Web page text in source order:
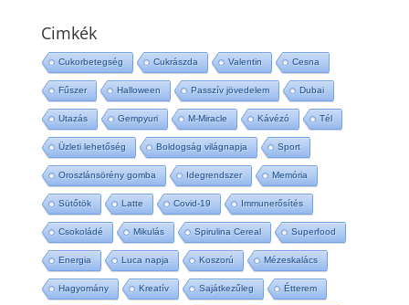
Cimkék
Cukorbetegség Cukrászda Valentin Cesna
Fűszer Halloween Passzív jövedelem Dubai
Utazás Gempyuri M-Miracle Kávézó Tél
Üzleti lehetőség Boldogság világnapja Sport
Oroszlánsörény gomba Idegrendszer Memória
Sütőtök Latte Covid-19 Immunerősítés
Csokoládé Mikulás Spirulina Cereal Superfood
Energia Luca napja Koszorú Mézeskalács
Hagyomány Kreatív Sajátkezűleg Étterem